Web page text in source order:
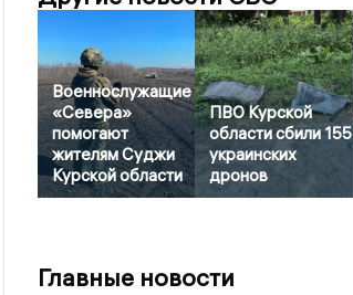
Военнослужащие
«Севера»
помогают
жителям Суджи
Курской области
ПВО Курской
области сбили 155
украинских
дронов
Главные новости